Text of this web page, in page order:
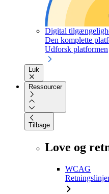
Digital
Den komplette
Udforsk platformen
Luk
Ressourcer
Tilbage
Love og
WCAG